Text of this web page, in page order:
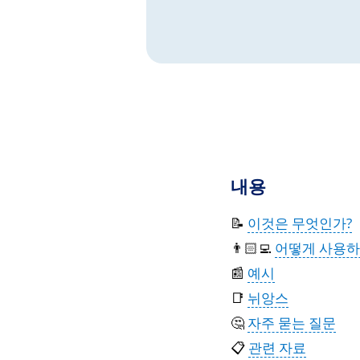
내용
📝 이것은 무엇인가?
👨🏻‍💻 어떻게 사용
📰 예시
📑 뉘앙스
🤔 자주 묻는 질문
📋 관련 자료